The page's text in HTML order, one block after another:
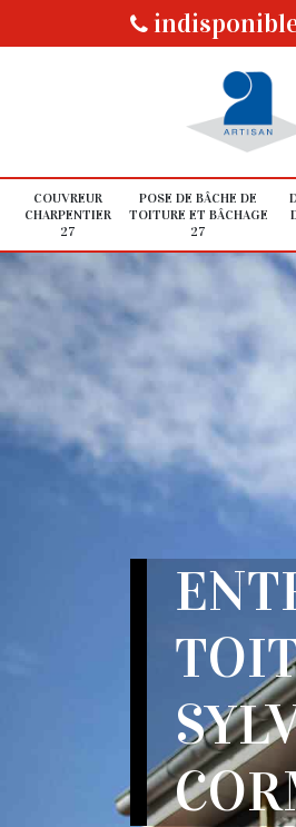
COUVREUR
CHARPENTIER
27
POSE DE BÂCHE DE
TOITURE ET BÂCHAGE
27